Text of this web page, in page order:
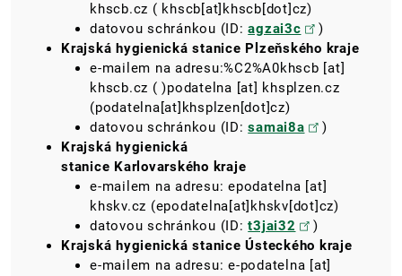
khscb.cz ( khscb[at]khscb[dot]cz)
datovou schránkou (ID:agzai3c
)
Krajská hygienická stanice Plzeňského kraje
e-mailem na adresu:%C2%A0khscb [at]
khscb.cz ( )podatelna [at] khsplzen.cz
(podatelna[at]khsplzen[dot]cz)
datovou schránkou (ID:samai8a
)
Krajská hygienická
stanice Karlovarského kraje
e-mailem na adresu: epodatelna [at]
khskv.cz (epodatelna[at]khskv[dot]cz)
datovou schránkou (ID:t3jai32
)
Krajská hygienická staniceÚsteckého kraje
e-mailem na adresu: e-podatelna [at]